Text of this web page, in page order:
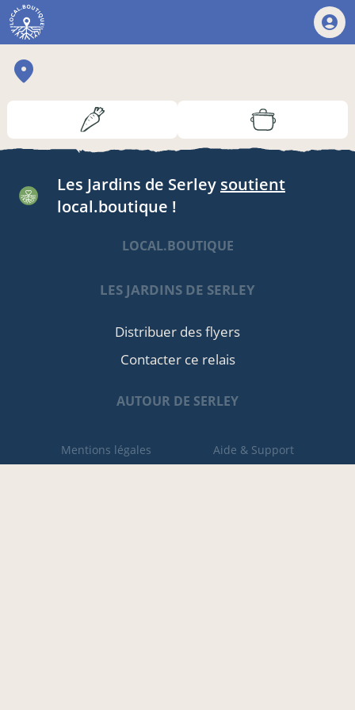
Les Jardins de Serley soutient
local.boutique !
LOCAL.BOUTIQUE
LES JARDINS DE SERLEY
Distribuer des flyers
Contacter ce relais
AUTOUR DE SERLEY
Mentions légales Aide & Support